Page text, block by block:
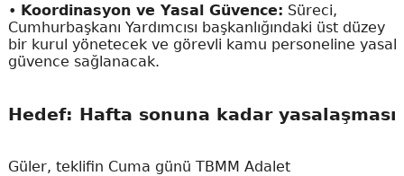
• Koordinasyon ve Yasal Güvence: Süreci,
Cumhurbaşkanı Yardımcısı başkanlığındaki üst düzey
bir kurul yönetecek ve görevli kamu personeline yasal
güvence sağlanacak.
Hedef: Hafta sonuna kadar yasalaşması
Güler, teklifin Cuma günü TBMM Adalet